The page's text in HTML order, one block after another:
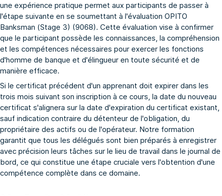
une expérience pratique permet aux participants de passer à
l'étape suivante en se soumettant à l'évaluation OPITO
Banksman (Stage 3) (9068). Cette évaluation vise à confirmer
que le participant possède les connaissances, la compréhension
et les compétences nécessaires pour exercer les fonctions
d'homme de banque et d'élingueur en toute sécurité et de
manière efficace.
Si le certificat précédent d'un apprenant doit expirer dans les
trois mois suivant son inscription à ce cours, la date du nouveau
certificat s'alignera sur la date d'expiration du certificat existant,
sauf indication contraire du détenteur de l'obligation, du
propriétaire des actifs ou de l'opérateur. Notre formation
garantit que tous les délégués sont bien préparés à enregistrer
avec précision leurs tâches sur le lieu de travail dans le journal de
bord, ce qui constitue une étape cruciale vers l'obtention d'une
compétence complète dans ce domaine.